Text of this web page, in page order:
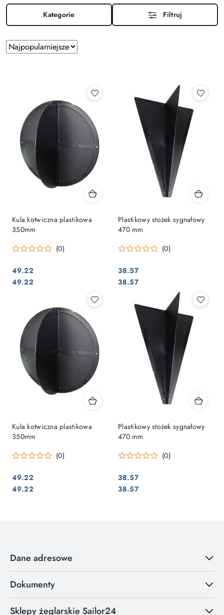
Kategorie Filtruj
Zastosowano
sortowanie:
Sortuj
według
Kula kotwiczna plastikowa
350mm
(0)
Cena:
49.22
Cena:
49.22
Plastikowy stożek sygnałowy
470 mm
(0)
Cena:
38.57
Cena:
38.57
Kula kotwiczna plastikowa
350mm
(0)
Cena:
49.22
Cena:
49.22
Plastikowy stożek sygnałowy
470 mm
(0)
Cena:
38.57
Cena:
38.57
Dane adresowe
Dokumenty
Sklepy żeglarskie Sailor24